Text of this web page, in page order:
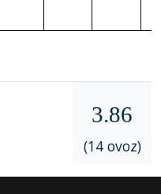
3.86
(14 ovoz)